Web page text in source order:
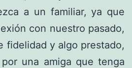
a un familiar, ya que
con nuestro pasado,
fidelidad y algo prestado,
una amiga que tenga